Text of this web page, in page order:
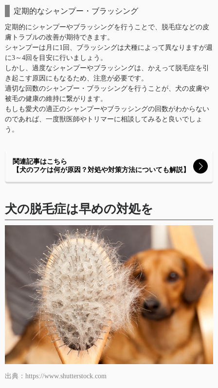
定期的なシャンプー・ブラッシング
定期的にシャンプーやブラッシングを行うことで、脱毛症などの皮
膚トラブルの改善が期待できます。
シャンプーは月に1回、ブラッシングは犬種によって異なりますが週
に3～4回を目安に行いましょう。
しかし、過度なシャンプーやブラッシングは、かえって脱毛症を引
き起こす原因にもなるため、注意が必要です。
適切な回数のシャンプー・ブラッシングを行うことが、犬の皮膚や
被毛の健康の維持に繋がります。
もしも愛犬の適正のシャンプーやブラッシングの回数がわからない
のであれば、一度獣医師やトリマーに相談してみると良いでしょ
う。
関連記事はこちら
【犬のフケは何が原因？対処や対策方法についても解説】
犬の脱毛症は早めの対処を
出典：https://www.shutterstock.com